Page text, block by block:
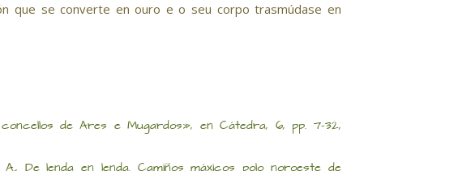
que se converte en ouro e o seu corpo trasmúdase en
de Ares e Mugardos», en Cátedra, 6, pp. 7-32,